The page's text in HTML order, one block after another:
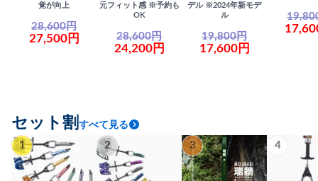
覚が向上
28,600円
27,500円
元フィット感 ※予約も
OK
28,600円
24,200円
デル ※2024年新モデ
ル
19,800円
17,600円
セット割 すべて見る
1 2 3 4